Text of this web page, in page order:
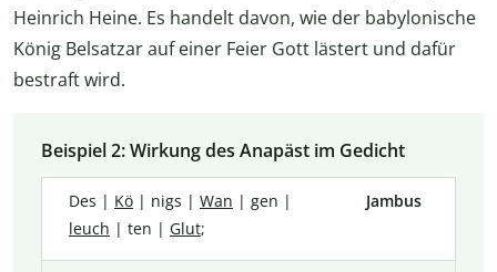
Heinrich Heine. Es handelt davon, wie der babylonische
König Belsatzar auf einer Feier Gott lästert und dafür
bestraft wird.
Beispiel 2: Wirkung des Anapäst im Gedicht
Des | Kö| nigs | Wan | gen |
leuch | ten | Glut;
Jambus